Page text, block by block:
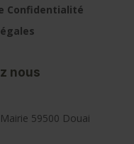
Confidentialité
nous
59500 Douai